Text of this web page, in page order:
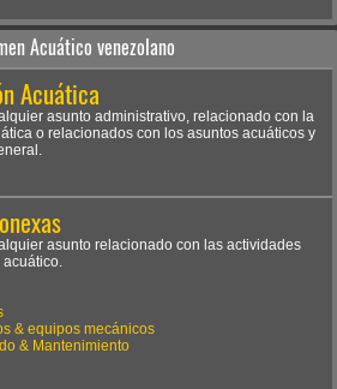
Acuático venezolano
Acuática
asunto administrativo, relacionado con la
o relacionados con los asuntos acuáticos y
asunto relacionado con las actividades
& equipos mecánicos
& Mantenimiento